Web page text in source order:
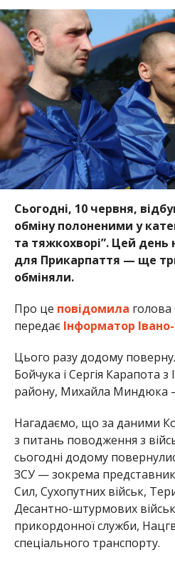
Сьогодні, 10 червня,
обміну полоненими у
та тяжкохворі”. Цей день
для Прикарпаття — ще
обміняли.
Про це повідомила
передаєІнформатор
Цього разу додому
Бойчука і Сергія Карапота
району, Михайла Миндюка
Нагадаємо, що за даними
з питань поводження з
сьогодні додому
ЗСУ — зокрема
Сил, Сухопутних військ,
Десантно-штурмових
прикордонної служби,
спеціального транспорту.